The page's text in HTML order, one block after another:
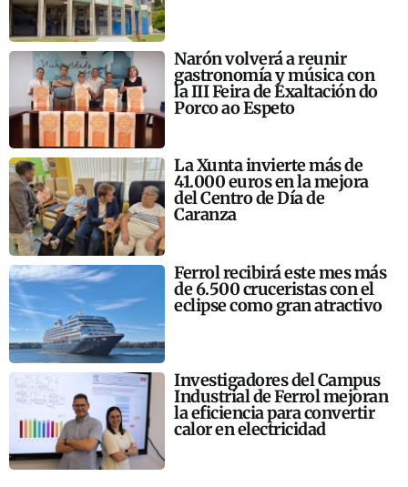
Narón volverá a reunir
gastronomía y música con
la III Feira de Exaltación do
Porco ao Espeto
La Xunta invierte más de
41.000 euros en la mejora
del Centro de Día de
Caranza
Ferrol recibirá este mes más
de 6.500 cruceristas con el
eclipse como gran atractivo
Investigadores del Campus
Industrial de Ferrol mejoran
la eficiencia para convertir
calor en electricidad